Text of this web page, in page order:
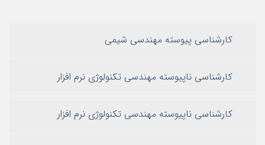
پیوسته مهندسی شیمی
ناپیوسته مهندسی تکنولوژی نرم افزار
ناپیوسته مهندسی تکنولوژی نرم افزار